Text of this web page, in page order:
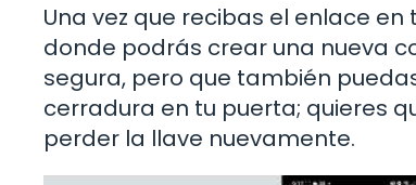
Una vez que recibas el enlace
donde podrás crear una nueva
segura, pero que también
cerradura en tu puerta; quieres
perder la llave nuevamente.